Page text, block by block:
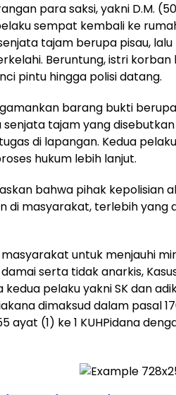
para saksi, yakni D.M.
sempat kembali ke
tajam berupa pisau,
Beruntung, istri
pintu hingga polisi datang.
barang bukti
tajam yang
di lapangan. Kedua
hukum lebih lanjut.
bahwa pihak kepolisian
di masyarakat, terlebih yang
untuk menjauhi
serta tidak anarkis,
pelaku yakni SK dan
dimaksud dalam pasal
ayat (1) ke 1 KUHPidana